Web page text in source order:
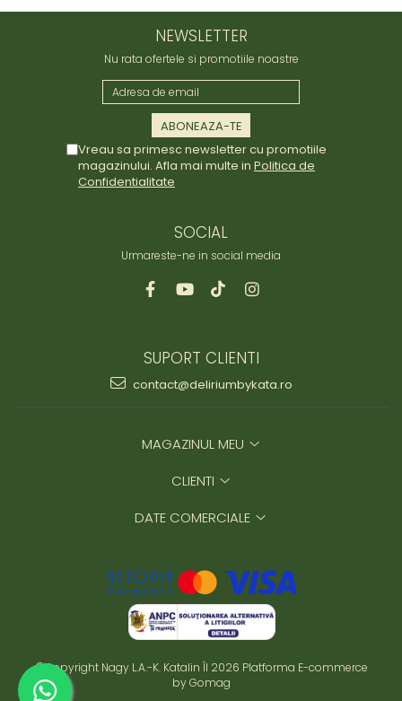
NEWSLETTER
Nu rata ofertele si promotiile noastre
Vreau sa primesc newsletter cu promotiile
magazinului. Afla mai multe in Politica de
Confidentialitate
SOCIAL
Urmareste-ne in social media
SUPORT CLIENTI
contact@deliriumbykata.ro
MAGAZINUL MEU
CLIENTI
DATE COMERCIALE
©Copyright Nagy L.A.-K. Katalin ÎI 2026 Platforma E-commerce
by Gomag